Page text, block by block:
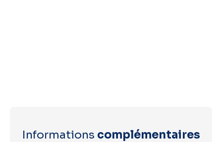
Informations complémentaires